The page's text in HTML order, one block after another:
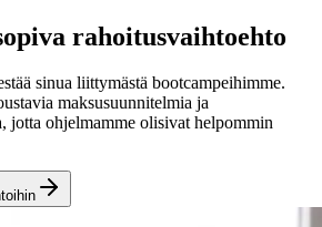
rahoitusvaihtoehto
sinua liittymästä bootcampeihimme.
maksusuunnitelmia ja
jotta ohjelmamme olisivat helpommin